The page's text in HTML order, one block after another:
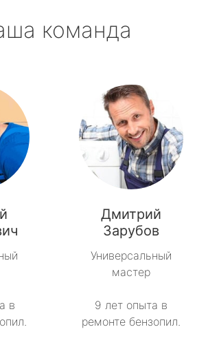
команда
в
Дмитрий
Зарубов
Универсальный
мастер
9 лет опыта в
ремонте бензопил.